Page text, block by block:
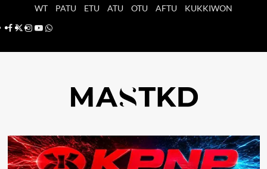
WT PATU ETU ATU OTU AFTU
KUKKIWON
Facebook
X Instagram
YouTube
Whatsapp